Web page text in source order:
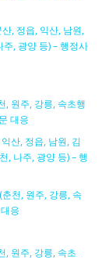
, 정읍, 익산, 남원,
, 광양 등) – 행정사
, 원주, 강릉, 속초행
대응
산, 정읍, 남원, 김
, 나주, 광양 등) – 행
천, 원주, 강릉, 속
응
, 원주, 강릉, 속초